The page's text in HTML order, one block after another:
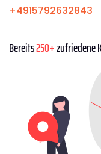
+4915792632843
Bereits250+zufriedene